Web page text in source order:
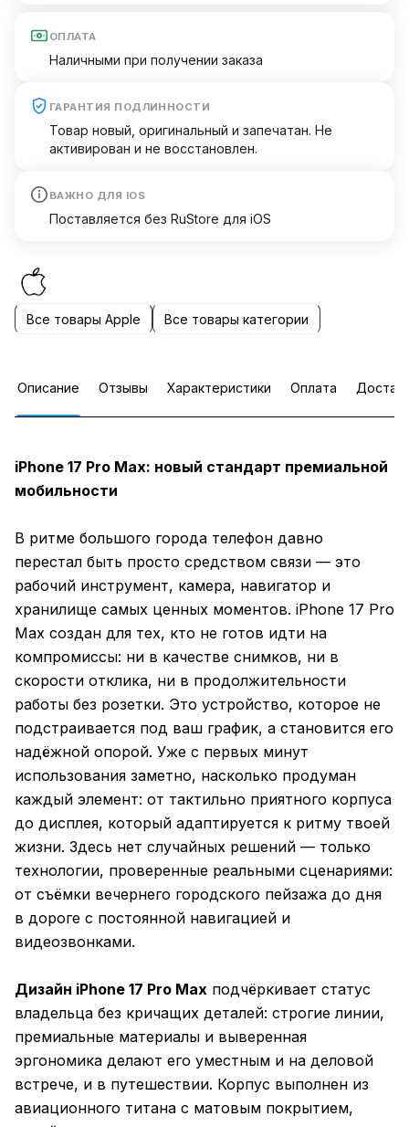
ОПЛАТА
Наличными при получении заказа
ГАРАНТИЯ ПОДЛИННОСТИ
Товар новый, оригинальный и запечатан. Не
активирован и не восстановлен.
ВАЖНО ДЛЯ IOS
Поставляется без RuStore для iOS
Все товары Apple Все товары категории
Описание Отзывы Характеристики Оплата
iPhone 17 Pro Max: новый стандарт премиальной
мобильности
В ритме большого города телефон давно
перестал быть просто средством связи — это
рабочий инструмент, камера, навигатор и
хранилище самых ценных моментов. iPhone 17 Pro
Max создан для тех, кто не готов идти на
компромиссы: ни в качестве снимков, ни в
скорости отклика, ни в продолжительности
работы без розетки. Это устройство, которое не
подстраивается под ваш график, а становится его
надёжной опорой. Уже с первых минут
использования заметно, насколько продуман
каждый элемент: от тактильно приятного корпуса
до дисплея, который адаптируется к ритму твоей
жизни. Здесь нет случайных решений — только
технологии, проверенные реальными сценариями:
от съёмки вечернего городского пейзажа до дня
в дороге с постоянной навигацией и
видеозвонками.
Дизайн iPhone 17 Pro Max подчёркивает статус
владельца без кричащих деталей: строгие линии,
премиальные материалы и выверенная
эргономика делают его уместным и на деловой
встрече, и в путешествии. Корпус выполнен из
авиационного титана с матовым покрытием,